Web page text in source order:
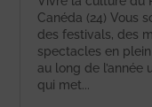
Canéda (24) Vous
des festivals, des
spectacles en
au long de
qui met...